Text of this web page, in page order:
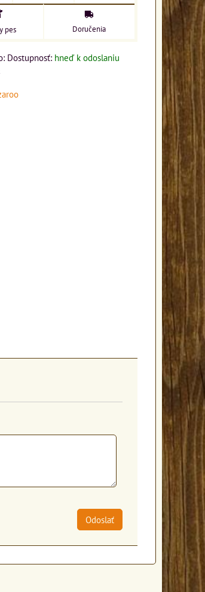
pes Doručenia
Dostupnosť: hneď k odoslaniu
Odoslať